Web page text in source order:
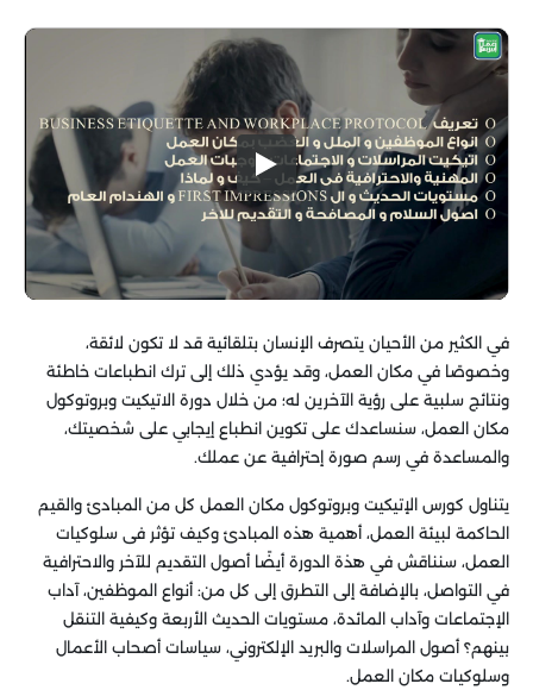
في الكثير من الأحيان يتصرف الإنسان بتلقائية قد لا تكون لائقة،
وخصوصًا في مكان العمل، وقد يؤدي ذلك إلى ترك انطباعات خاطئة
ونتائج سلبية على رؤية الآخرين له؛ من خلال دورة الاتيكيت وبروتوكول
مكان العمل، سنساعدك على تكوين انطباع إيجابي على شخصيتك،
والمساعدة في رسم صورة إحترافية عن عملك.
يتناول كورس الإتيكيت وبروتوكول مكان العمل كل من المبادئ والقيم
الحاكمة لبيئة العمل، أهمية هذه المبادئ وكيف تؤثر فى سلوكيات
العمل، سنناقش في هذة الدورة أيضًا أصول التقديم للآخر والاحترافية
في التواصل، بالإضافة إلى التطرق إلى كل من: أنواع الموظفين، آداب
الإجتماعات وآداب المائدة، مستويات الحديث الأربعة وكيفية التنقل
بينهم؟ أصول المراسلات والبريد الإلكتروني، سياسات أصحاب الأعمال
وسلوكيات مكان العمل.